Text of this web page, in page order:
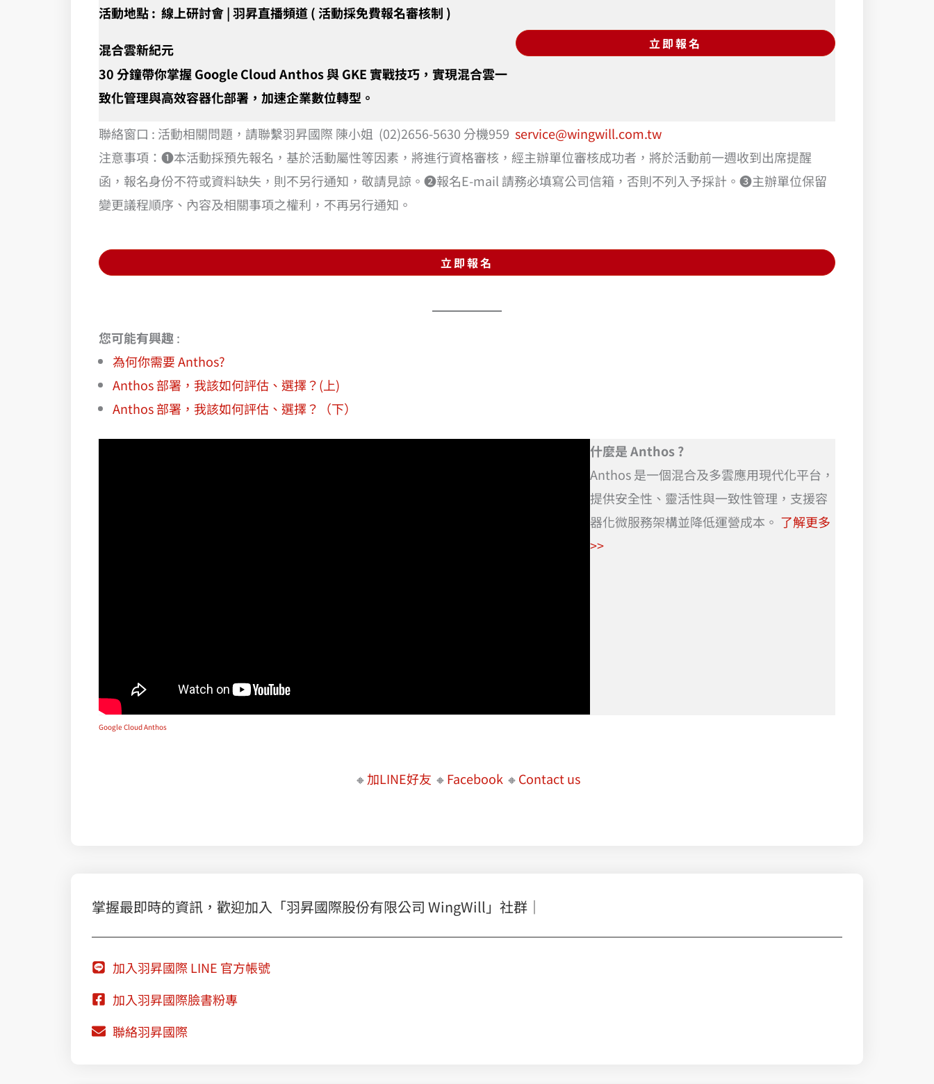
活動地點 : 線上研討會 | 羽昇直播頻道 ( 活動採免費報名審核制 )
混合雲新紀元
30 分鐘帶你掌握 Google Cloud Anthos 與 GKE 實戰技巧，實現混合雲一
致化管理與高效容器化部署，加速企業數位轉型。
立即報名
聯絡窗口 : 活動相關問題，請聯繫羽昇國際 陳小姐 (02)2656-5630 分機959 service@wingwill.com.tw
注意事項：❶本活動採預先報名，基於活動屬性等因素，將進行資格審核，經主辦單位審核成功者，將於活動前一週收到出席提醒
函，報名身份不符或資料缺失，則不另行通知，敬請見諒。❷報名E-mail 請務必填寫公司信箱，否則不列入予採計。❸主辦單位保留
變更議程順序、內容及相關事項之權利，不再另行通知。
立即報名
您可能有興趣:
為何你需要 Anthos?
Anthos 部署，我該如何評估、選擇？(上)
Anthos 部署，我該如何評估、選擇？（下）
什麼是 Anthos ?
Anthos 是一個混合及多雲應用現代化平台，
提供安全性、靈活性與一致性管理，支援容
器化微服務架構並降低運營成本。 了解更多
>>
Google Cloud Anthos
🔸加LINE好友 🔸Facebook 🔸Contact us
掌握最即時的資訊，歡迎加入「羽昇國際股份有限公司 WingWill」社群｜
加入羽昇國際 LINE 官方帳號
加入羽昇國際臉書粉專
聯絡羽昇國際